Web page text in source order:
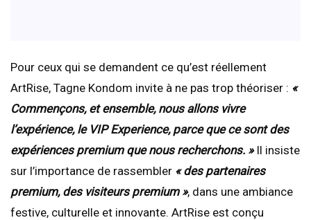
Pour ceux qui se demandent ce qu’est réellement
ArtRise, Tagne Kondom invite à ne pas trop théoriser : «
Commençons, et ensemble, nous allons vivre
l’expérience, le VIP Experience, parce que ce sont des
expériences premium que nous recherchons. »Il insiste
sur l’importance de rassembler « des partenaires
premium, des visiteurs premium », dans une ambiance
festive, culturelle et innovante. ArtRise est conçu